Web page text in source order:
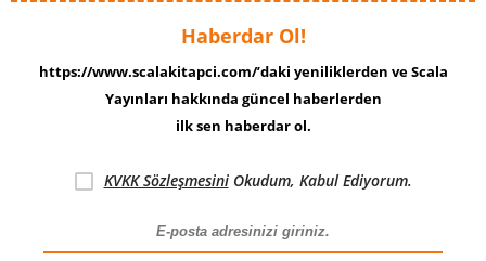
Haberdar Ol!
https://www.scalakitapci.com/’daki yeniliklerden ve Scala
Yayınları hakkında güncel haberlerden
ilk sen haberdar ol.
KVKK SözleşmesiniOkudum, Kabul Ediyorum.